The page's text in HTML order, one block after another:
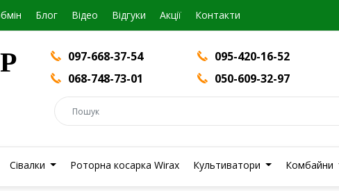
Блог Вiдео Відгуки Акції Контакти
097-668-37-54 095-420-16-52
068-748-73-01
050-609-32-97
Сівалки Роторна косарка Wirax Культиватори Комбайни